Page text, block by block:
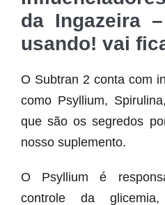
da Ingazeira
usando! vai
O Subtran 2 conta com
como Psyllium,
que são os segredos
nosso suplemento.
O Psyllium é
controle da